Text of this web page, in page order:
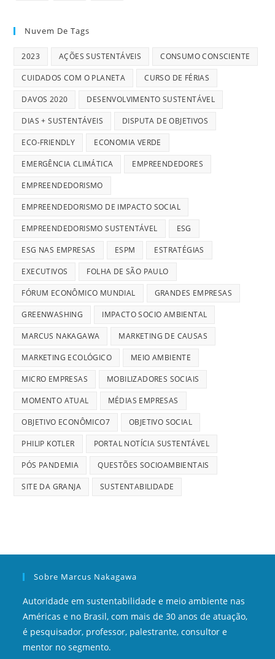
Nuvem De Tags
2023 AÇÕES SUSTENTÁVEIS CONSUMO CONSCIENTE
CUIDADOS COM O PLANETA CURSO DE FÉRIAS
DAVOS 2020 DESENVOLVIMENTO SUSTENTÁVEL
DIAS + SUSTENTÁVEIS DISPUTA DE OBJETIVOS
ECO-FRIENDLY ECONOMIA VERDE
EMERGÊNCIA CLIMÁTICA EMPREENDEDORES
EMPREENDEDORISMO
EMPREENDEDORISMO DE IMPACTO SOCIAL
EMPREENDEDORISMO SUSTENTÁVEL ESG
ESG NAS EMPRESAS ESPM ESTRATÉGIAS
EXECUTIVOS FOLHA DE SÃO PAULO
FÓRUM ECONÔMICO MUNDIAL GRANDES EMPRESAS
GREENWASHING IMPACTO SOCIO AMBIENTAL
MARCUS NAKAGAWA MARKETING DE CAUSAS
MARKETING ECOLÓGICO MEIO AMBIENTE
MICRO EMPRESAS MOBILIZADORES SOCIAIS
MOMENTO ATUAL MÉDIAS EMPRESAS
OBJETIVO ECONÔMICO7 OBJETIVO SOCIAL
PHILIP KOTLER PORTAL NOTÍCIA SUSTENTÁVEL
PÓS PANDEMIA QUESTÕES SOCIOAMBIENTAIS
SITE DA GRANJA SUSTENTABILIDADE
Sobre Marcus Nakagawa
Autoridade em sustentabilidade e meio ambiente nas
Américas e no Brasil, com mais de 30 anos de atuação,
é pesquisador, professor, palestrante, consultor e
mentor no segmento.